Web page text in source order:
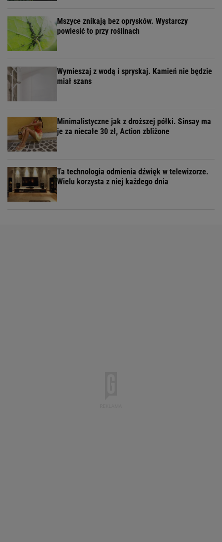
Mszyce znikają bez oprysków. Wystarczy
powiesić to przy roślinach
Wymieszaj z wodą i spryskaj. Kamień nie będzie
miał szans
Minimalistyczne jak z droższej półki. Sinsay ma
je za niecałe 30 zł, Action zbliżone
Ta technologia odmienia dźwięk w telewizorze.
Wielu korzysta z niej każdego dnia